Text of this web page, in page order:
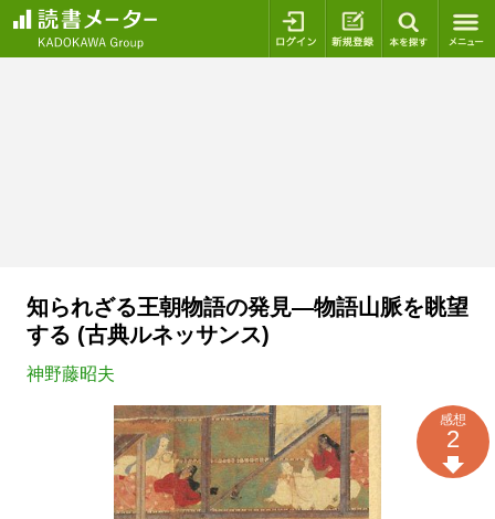
ログイン 新規登録
知られざる王朝物語の発見―物語山脈を眺望
する (古典ルネッサンス)
神野藤昭夫
感想
2